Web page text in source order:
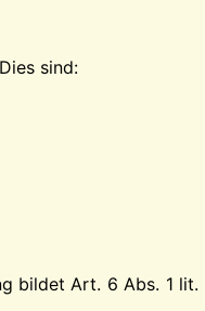
sind:
bildet Art. 6 Abs. 1